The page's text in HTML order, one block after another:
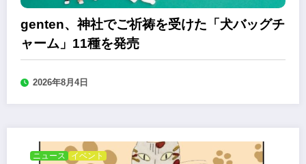
genten、神社でご祈祷を受けた「犬バッグチ
ャーム」11種を発売
2026年8月4日
ニュース イベント